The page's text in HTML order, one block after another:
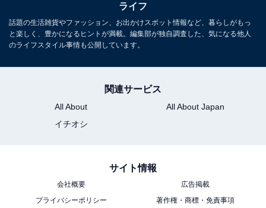
宿泊可否
宿泊：不可（日帰り入浴専用施設）
ライフ
話題の生活雑貨やファッション、お出かけスポット情報など、暮らしがもっ
と楽しく、豊かになるヒントが満載。編集部が独自調査した、気になる他人
のライフスタイル事情も公開しています。
関連サービス
All About
All About Japan
イチオシ
サイト情報
会社概要
広告掲載
プライバシーポリシー
著作権・商標・免責事項